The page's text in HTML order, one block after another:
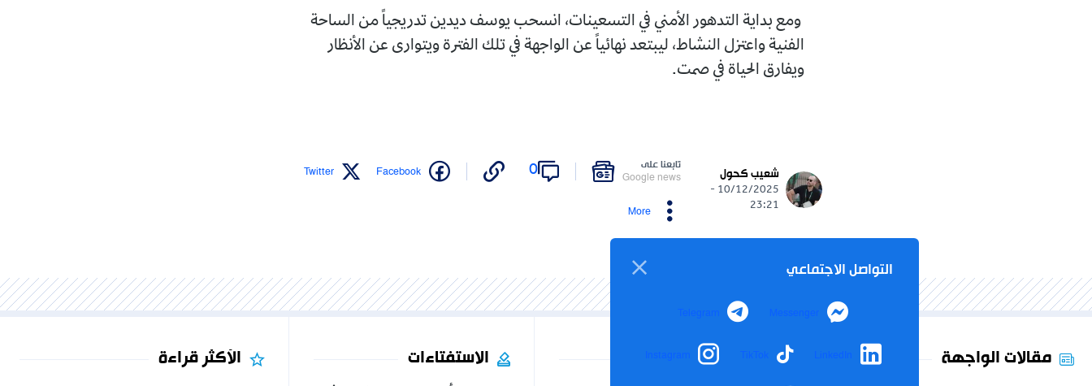
ومع بداية التدهور الأمني في التسعينات، انسحب يوسف ديدين تدريجياً من الساحة
الفنية واعتزل النشاط، ليبتعد نهائياً عن الواجهة في تلك الفترة ويتوارى عن الأنظار
ويفارق الحياة في صمت.
شعيب كحول
10/12/2025 -
23:21
تابعنا على
Google news
0
Facebook
Twitter
More
التواصل الاجتماعي
Messenger
Telegram
LinkedIn
TikTok
Instagram مقالات الواجهة الاستفتاءات الأكثر قراءة